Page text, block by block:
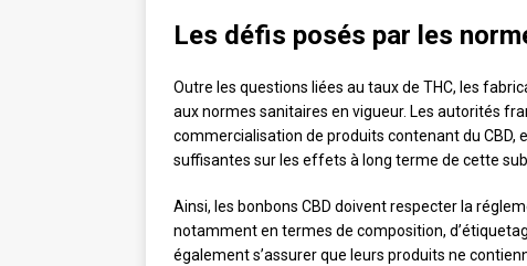
Les défis posés par les
Outre les questions liées au taux de THC, les
aux normes sanitaires en vigueur. Les autorités
commercialisation de produits contenant du CBD,
suffisantes sur les effets à long terme de cette
Ainsi, les bonbons CBD doivent respecter la
notamment en termes de composition,
également s’assurer que leurs produits ne